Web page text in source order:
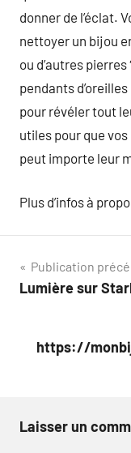
donner de l’éclat.
nettoyer un bijou
ou d’autres
pendants
pour révéler tout
utiles pour que
peut importe leur
Plus d’infos à
Navigation
de
Publication
Lumière sur
https://
Laisser un